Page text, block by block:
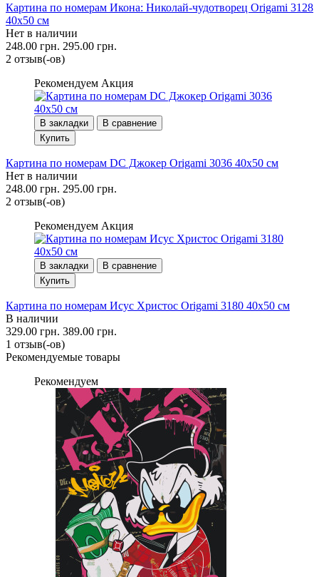
Картина по номерам Икона: Николай-чудотворец Origami 3128
40x50 см
Нет в наличии
248.00 грн. 295.00 грн.
2 отзыв(-ов)
Рекомендуем Акция
В закладки
В сравнение
Купить
Картина по номерам DC Джокер Origami 3036 40x50 см
Нет в наличии
248.00 грн. 295.00 грн.
2 отзыв(-ов)
Рекомендуем Акция
В закладки
В сравнение
Купить
Картина по номерам Исус Христос Origami 3180 40x50 см
В наличии
329.00 грн. 389.00 грн.
1 отзыв(-ов)
Рекомендуемые товары
Рекомендуем